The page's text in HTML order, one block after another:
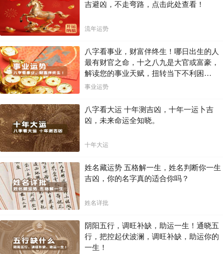
吉避凶，不走弯路，点击此处查看！
流年运势
八字看事业，财富伴终生！哪日出生的人
最有财官之命，十之八九是大官或富豪，
解读您的事业天赋，扭转当下不利困
局！！
事业运势
八字看大运 十年测吉凶，十年一运卜吉
凶，未来命运全知晓。
十年大运
姓名藏运势 五格解一生，姓名判断你一生
吉凶，你的名字真的适合你吗？
姓名详批
阴阳五行，调旺补缺，助运一生！通晓五
行，把控起伏波澜，调旺补缺，助运你的
一生！